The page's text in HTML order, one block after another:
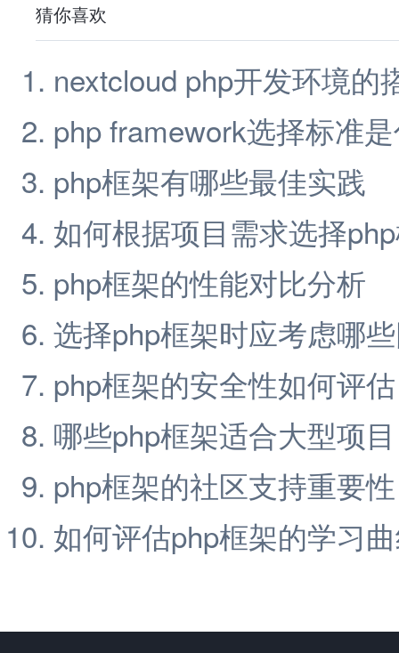
猜你喜欢
nextcloud php开发环境的
php framework选择标准
php框架有哪些最佳实践
如何根据项目需求选择
php框架的性能对比分析
选择php框架时应考虑哪
php框架的安全性如何评估
哪些php框架适合大型项目
php框架的社区支持重要性
如何评估php框架的学习